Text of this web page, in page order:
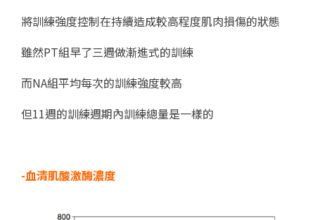
將訓練強度控制在持續造成較高程度肌肉損傷的狀態
雖然PT組早了三週做漸進式的訓練
而NA組平均每次的訓練強度較高
但11週的訓練週期內訓練總量是一樣的
-血清肌酸激酶濃度